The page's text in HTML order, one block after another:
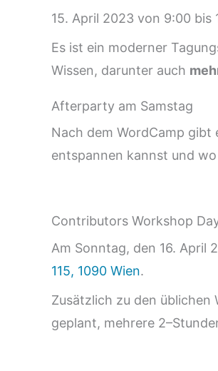
15. April 2023 von 9:00 bis
Es ist ein moderner
Wissen, darunter auch
Afterparty am Samstag
Nach dem WordCamp gibt
entspannen kannst und
Contributors Workshop
Am Sonntag, den 16. April
115, 1090 Wien.
Zusätzlich zu den
geplant, mehrere